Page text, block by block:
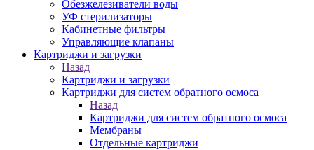
Обезжелезиватели воды
УФ стерилизаторы
Кабинетные фильтры
Управляющие клапаны
Картриджи и загрузки
Назад
Картриджи и загрузки
Картриджи для систем обратного осмоса
Назад
Картриджи для систем обратного осмоса
Мембраны
Отдельные картриджи